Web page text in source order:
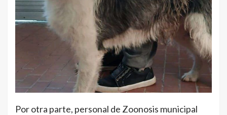
Por otra parte, personal de Zoonosis municipal